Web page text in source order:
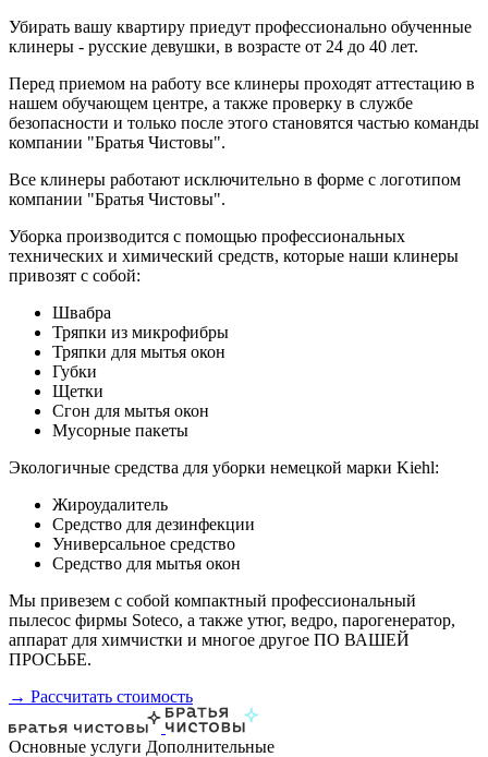
Убирать вашу квартиру приедут профессионально обученные
клинеры - русские девушки, в возрасте от 24 до 40 лет.
Перед приемом на работу все клинеры проходят аттестацию в
нашем обучающем центре, а также проверку в службе
безопасности и только после этого становятся частью команды
компании "Братья Чистовы".
Все клинеры работают исключительно в форме с логотипом
компании "Братья Чистовы".
Уборка производится с помощью профессиональных
технических и химический средств, которые наши клинеры
привозят с собой:
Швабра
Тряпки из микрофибры
Тряпки для мытья окон
Губки
Щетки
Сгон для мытья окон
Мусорные пакеты
Экологичные средства для уборки немецкой марки Kiehl:
Жироудалитель
Средство для дезинфекции
Универсальное средство
Средство для мытья окон
Мы привезем с собой компактный профессиональный
пылесос фирмы Soteco, а также утюг, ведро, парогенератор,
аппарат для химчистки и многое другое ПО ВАШЕЙ
ПРОСЬБЕ.
→ Рассчитать стоимость
Основные услуги Дополнительные